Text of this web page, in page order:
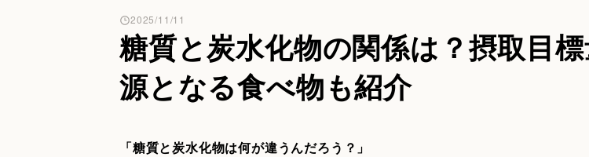
糖質と炭水化物の関係は？摂取目
源となる食べ物も紹介
2025/11/11
「糖質と炭水化物は何が違うんだろう？」